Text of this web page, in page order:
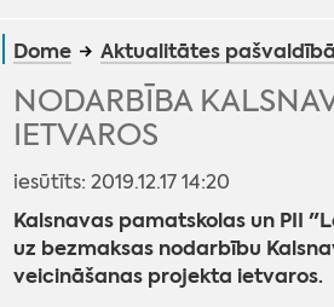
Dome Aktualitātes pašvaldībā
NODARBĪBA
IETVAROS
iesūtīts: 2019.12.17 14:20
Kalsnavas pamatskolas un PII
uz bezmaksas nodarbību
veicināšanas projekta ietvaros.